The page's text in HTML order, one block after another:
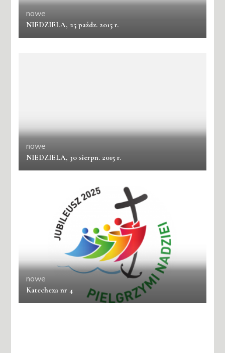
nowe
NIEDZIELA, 25 paźdz. 2015 r.
nowe
NIEDZIELA, 30 sierpn. 2015 r.
nowe
Katecheza nr 4